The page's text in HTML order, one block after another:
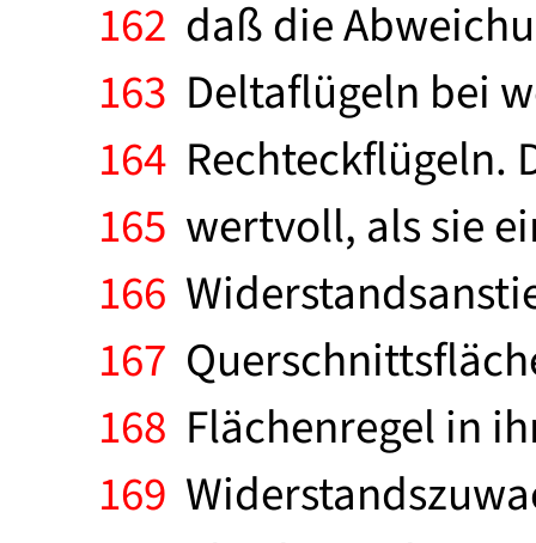
162 daß die
163 Deltaflügeln bei
164 Rechteckflügeln.
165 wertvoll, als sie
166
167
168 Flächenregel in
169